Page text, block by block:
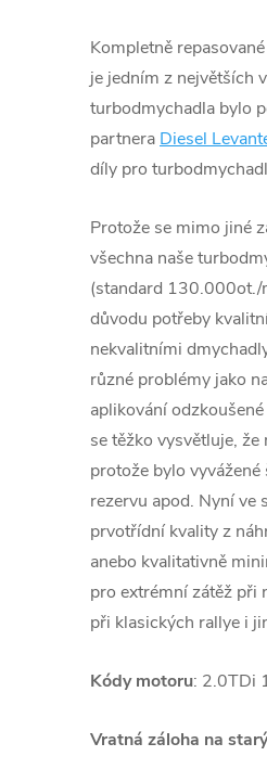
Kompletně
je jedním z největších
turbodmychadla bylo
partnera Diesel
díly pro
Protože se mimo jiné
všechna naše
(standard 130.000ot./
důvodu potřeby
nekvalitními
různé problémy jako
aplikování
se těžko vysvětluje,
protože bylo
rezervu apod. Nyní
prvotřídní kvality z
anebo kvalitativně
pro extrémní zátěž při
při klasických rallye i
Kódy motoru: 2.0TDi
Vratná záloha na